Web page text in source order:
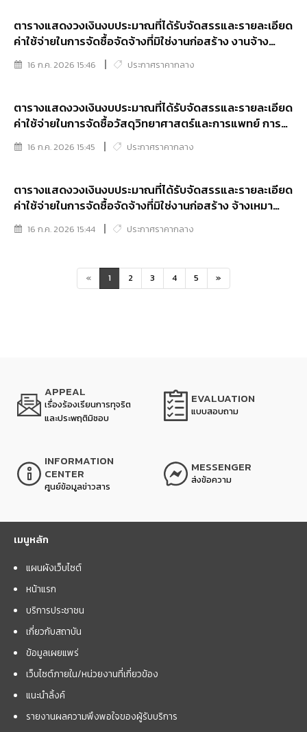
ตารางแสดงวงเงินงบประมาณที่ได้รับจัดสรรและรายละเอียด
ค่าใช้จ่ายในการจัดซื้อจัดจ้างที่มิใช่งานก่อสร้าง งานจ้าง
หน่วยงานเอกชนเพื่อดำเนินงานการขอการรับรองระบบ
มาตรฐานสากลจากหน่วยรับรอง ANAB ประเทศ
ประกวดราคาอิเล็กทรอนิกส์
16 ก.ค. 2026 15:46 ประกาศราคากลาง
ตารางแสดงวงเงินงบประมาณที่ได้รับจัดสรรและรายละเอียด
ค่าใช้จ่ายในการจัดซื้อวัสดุวิทยาศาสตร์และการแพทย์ การ
จัดซื้อวัสดุวิทยาศาสตร์และการแพทย์ จำนวน 40 รายการ
16 ก.ค. 2026 15:45 ประกาศราคากลาง
ตารางแสดงวงเงินงบประมาณที่ได้รับจัดสรรและรายละเอียด
ค่าใช้จ่ายในการจัดซื้อจัดจ้างที่มิใช่งานก่อสร้าง จ้างเหมา
บริการเปลี่ยนสลิงลิฟต์โดยสาร อาคาร 1-4 และกำหนดราคา
กลาง16 ก.ค. 2026 15:44 ประกาศราคากลาง
« 1 2 3 4 5 »
APPEAL
เรื่องร้องเรียนการทุจริต
และประพฤติมิชอบ
EVALUATION
แบบสอบถาม
INFORMATION
CENTER
ศูนย์ข้อมูลข่าวสาร
MESSENGER
ส่งข้อความ
เมนูหลัก
แผนผังเว็บไซต์
หน้าแรก
บริการประชาชน
เกี่ยวกับสถาบัน
ข้อมูลเผยแพร่
เว็บไซต์ภายใน/หน่วยงานที่เกี่ยวข้อง
แนะนำลิ้งค์
รายงานผลความพึงพอใจของผู้รับบริการ